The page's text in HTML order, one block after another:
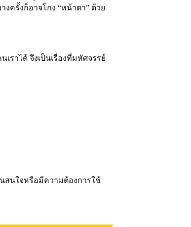
ครั้งก็อาจโกง “หน้าตา” ด้วย
ราได้ จึงเป็นเรื่องที่มหัศจรรย์
สนใจหรือมีความต้องการใช้